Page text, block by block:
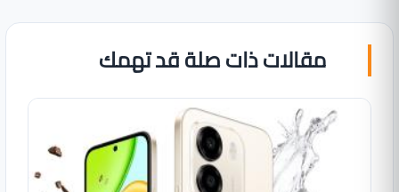
مقالات ذات صلة قد تهمك